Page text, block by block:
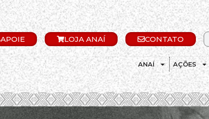
APOIE LOJA ANAÍ CONTATO
ANAÍ AÇÕES